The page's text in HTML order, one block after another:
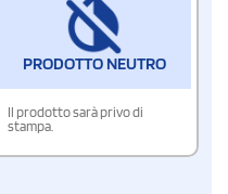
PRODOTTO NEUTRO
Il prodotto sarà privo di
stampa.